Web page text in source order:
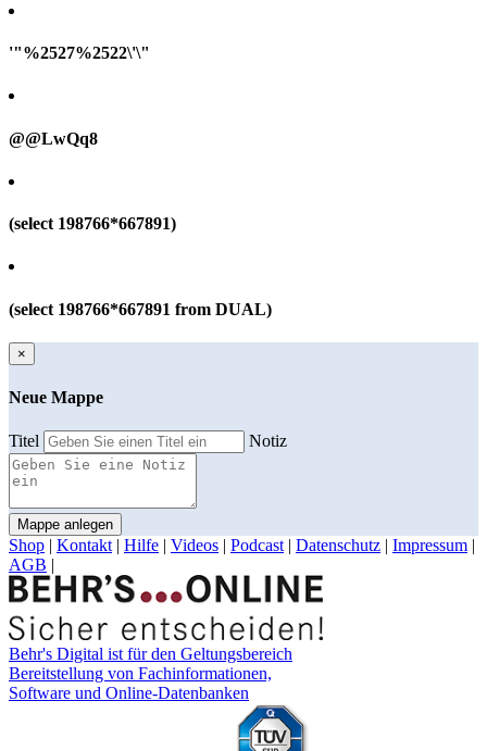
'"%2527%2522\'\"
@@LwQq8
(select 198766*667891)
(select 198766*667891 from DUAL)
×
Neue Mappe
Titel Notiz
Mappe anlegen
Shop | Kontakt | Hilfe | Videos | Podcast | Datenschutz | Impressum |
AGB |
Behr's Digital ist für den Geltungsbereich
Bereitstellung von Fachinformationen,
Software und Online-Datenbanken